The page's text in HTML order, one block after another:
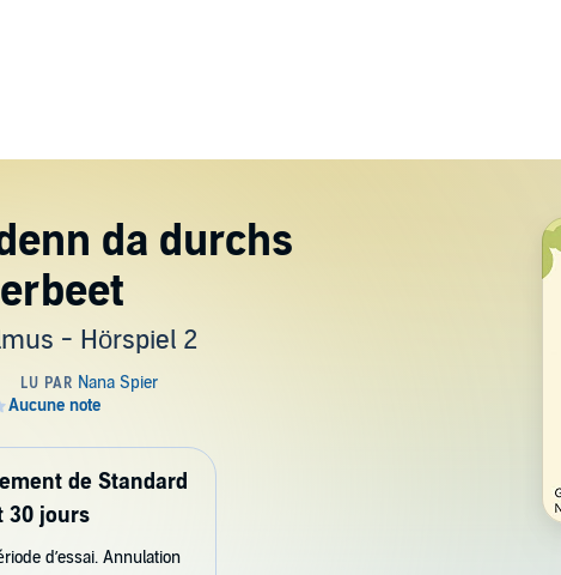
da durchs
- Hörspiel 2
de Standard
30 jours
d’essai. Annulation